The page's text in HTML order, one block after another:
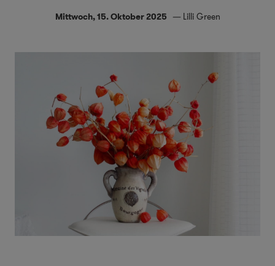
Mittwoch, 15. Oktober 2025 Lilli Green